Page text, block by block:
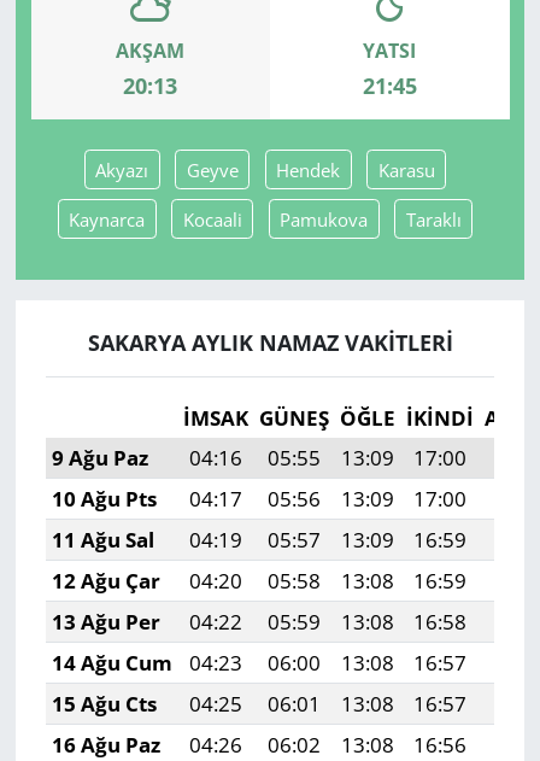
AKŞAM
20:13
YATSI
21:45
Akyazı Geyve Hendek Karasu
Kaynarca Kocaali Pamukova Taraklı
SAKARYA AYLIK NAMAZ VAKITLERI
İMSAK GÜNEŞ ÖĞLE İKINDI
9 Ağu Paz
04:16 05:55 13:09 17:00
10 Ağu Pts
04:17 05:56 13:09 17:00
11 Ağu Sal
04:19 05:57 13:09 16:59
12 Ağu Çar
04:20 05:58 13:08 16:59
13 Ağu Per
04:22 05:59 13:08 16:58
14 Ağu Cum
04:23 06:00 13:08 16:57
15 Ağu Cts
04:25 06:01 13:08 16:57
16 Ağu Paz
04:26 06:02 13:08 16:56
Yerel